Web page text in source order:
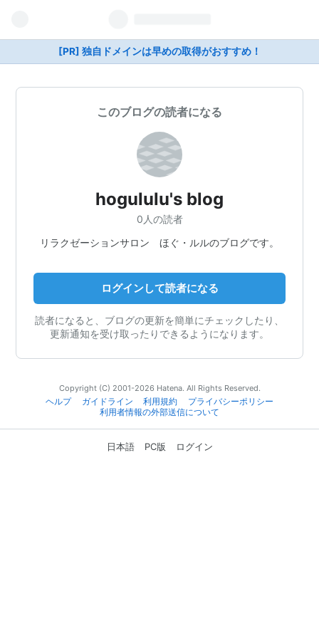
[PR] 独自ドメインは早めの取得がおすすめ！
このブログの読者になる
hogululu's blog
0人の読者
リラクゼーションサロン ほぐ・ルルのブログです。
ログインして読者になる
読者になると、ブログの更新を簡単にチェックしたり、
更新通知を受け取ったりできるようになります。
Copyright (C) 2001-2026 Hatena. All Rights Reserved.
ヘルプ
ガイドライン 利用規約
プライバシーポリシー
利用者情報の外部送信について
日本語 PC版 ログイン